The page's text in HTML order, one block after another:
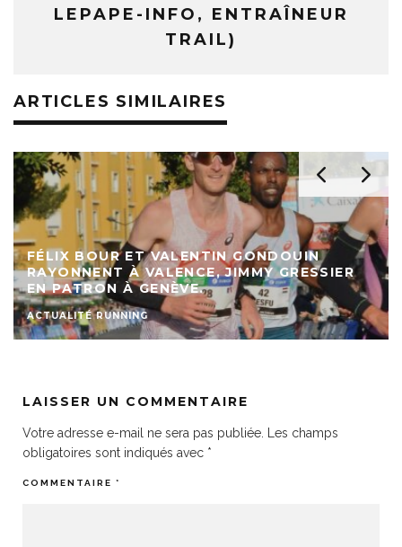
LEPAPE-INFO, ENTRAÎNEUR
TRAIL)
ARTICLES SIMILAIRES
FÉLIX BOUR ET VALENTIN GONDOUIN
RAYONNENT À VALENCE, JIMMY GRESSIER
EN PATRON À GENÈVE.
ACTUALITÉ RUNNING
LAISSER UN COMMENTAIRE
Votre adresse e-mail ne sera pas publiée.
Les champs
obligatoires sont indiqués avec *
COMMENTAIRE *